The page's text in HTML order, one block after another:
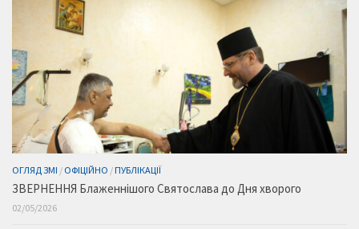
ОГЛЯД ЗМІ / ОФІЦІЙНО /ПУБЛІКАЦІЇ
ЗВЕРНЕННЯ Блаженнішого Святослава до Дня хворого
02/05/2026